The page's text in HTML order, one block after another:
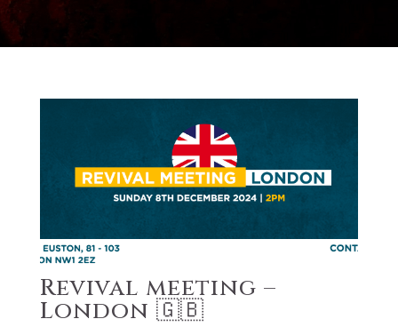
Revival meeting –
London 🇬🇧